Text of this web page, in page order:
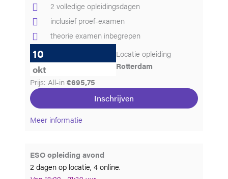
2 volledige opleidingsdagen
inclusief proef-examen
theorie examen inbegrepen
10
okt
Locatie opleiding
Rotterdam
Prijs: All-in €695,75
Inschrijven
Meer informatie
ESO opleiding avond
2 dagen op locatie, 4 online.